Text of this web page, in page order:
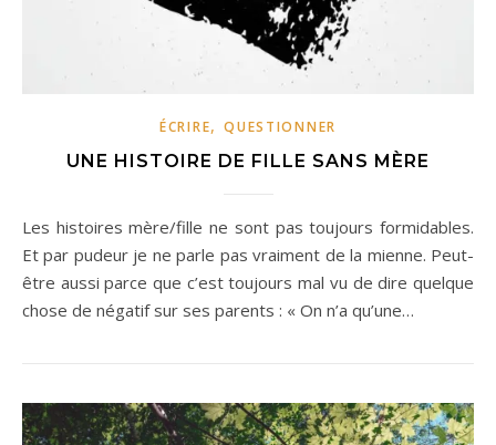
ÉCRIRE,QUESTIONNER
UNE HISTOIRE DE FILLE SANS MÈRE
Les histoires mère/fille ne sont pas toujours formidables.
Et par pudeur je ne parle pas vraiment de la mienne. Peut-
être aussi parce que c’est toujours mal vu de dire quelque
chose de négatif sur ses parents : « On n’a qu’une…